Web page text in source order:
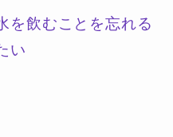
を飲むことを忘れる
い